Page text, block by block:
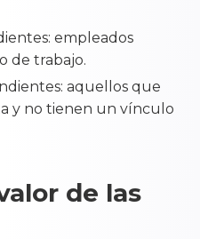
empleados
de trabajo.
aquellos que
y no tienen un vínculo
de las